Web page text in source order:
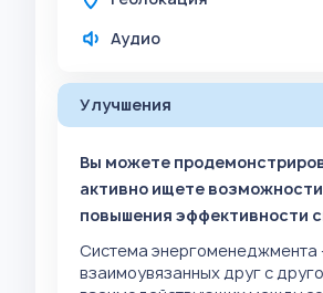
Аудио
Улучшения
Вы можете
активно ищете
повышения эффективности
Система энергоменеджмента
взаимоувязанных друг с